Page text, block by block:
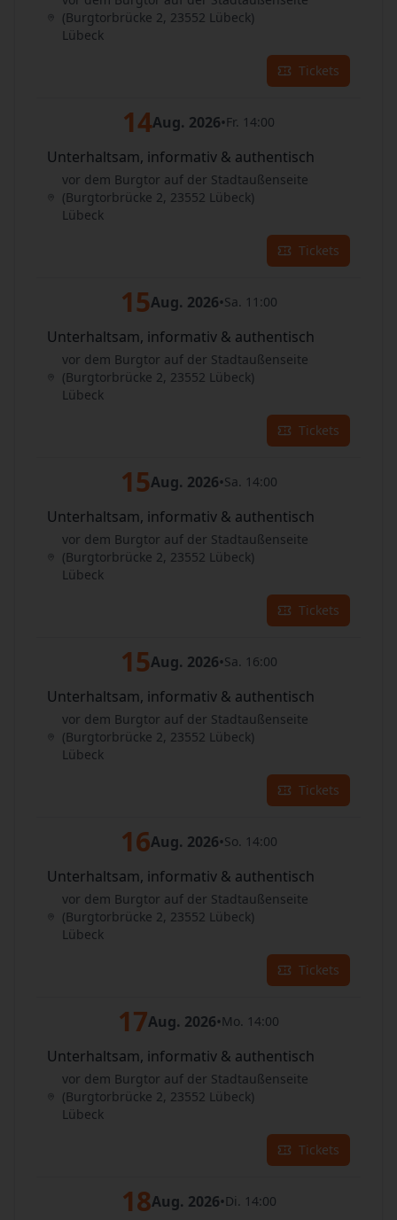
(Burgtorbrücke 2, 23552 Lübeck)
Lübeck
Tickets
14Aug. 2026•Fr. 14:00
Unterhaltsam, informativ & authentisch
vor dem Burgtor auf der Stadtaußenseite
(Burgtorbrücke 2, 23552 Lübeck)
Lübeck
Tickets
15Aug. 2026•Sa. 11:00
Unterhaltsam, informativ & authentisch
vor dem Burgtor auf der Stadtaußenseite
(Burgtorbrücke 2, 23552 Lübeck)
Lübeck
Tickets
15Aug. 2026•Sa. 14:00
Unterhaltsam, informativ & authentisch
vor dem Burgtor auf der Stadtaußenseite
(Burgtorbrücke 2, 23552 Lübeck)
Lübeck
Tickets
15Aug. 2026•Sa. 16:00
Unterhaltsam, informativ & authentisch
vor dem Burgtor auf der Stadtaußenseite
(Burgtorbrücke 2, 23552 Lübeck)
Lübeck
Tickets
16Aug. 2026•So. 14:00
Unterhaltsam, informativ & authentisch
vor dem Burgtor auf der Stadtaußenseite
(Burgtorbrücke 2, 23552 Lübeck)
Lübeck
Tickets
17Aug. 2026•Mo. 14:00
Unterhaltsam, informativ & authentisch
vor dem Burgtor auf der Stadtaußenseite
(Burgtorbrücke 2, 23552 Lübeck)
Lübeck
Tickets
18Aug. 2026•Di. 14:00